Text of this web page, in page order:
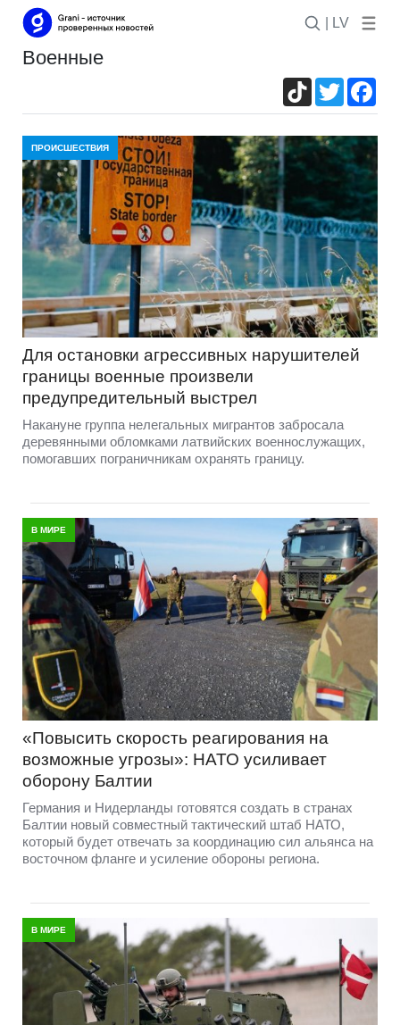
| LV
военные
TikTokTwitter
ПРОИСШЕСТВИЯ
Для остановки агрессивных нарушителей
границы военные произвели
предупредительный выстрел
Накануне группа нелегальных мигрантов забросала
деревянными обломками латвийских военнослужащих,
помогавших пограничникам охранять границу.
В МИРЕ
«Повысить скорость реагирования на
возможные угрозы»: НАТО усиливает
оборону Балтии
Германия и Нидерланды готовятся создать в странах
Балтии новый совместный тактический штаб НАТО,
который будет отвечать за координацию сил альянса на
восточном фланге и усиление обороны региона.
В МИРЕ